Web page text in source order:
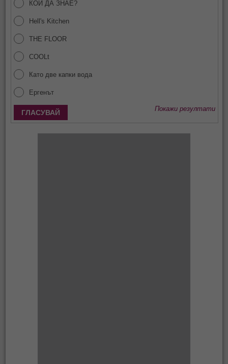
КОЙ ДА ЗНАЕ?
Hell's Kitchen
THE FLOOR
COOLt
Като две капки вода
Ергенът
Покажи резултати